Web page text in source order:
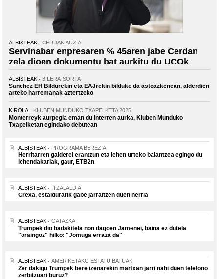
ALBISTEAK CERDAN AUZIA
Servinabar enpresaren % 45aren jabe Cerdan
zela dioen dokumentu bat aurkitu du UCOk
ALBISTEAK BILERA-SORTA
Sanchez EH Bildurekin eta EAJrekin bilduko da asteazkenean, alderdien
arteko harremanak aztertzeko
KIROLA KLUBEN MUNDUKO TXAPELKETA 2025
Monterreyk aurpegia eman du Interren aurka, Kluben Munduko
Txapelketan egindako debutean
ALBISTEAK PROGRAMA BEREZIA
Herritarren galderei erantzun eta lehen urteko balantzea egingo du
lehendakariak, gaur, ETB2n
ALBISTEAK ITZALALDIA
Orexa, estaldurarik gabe jarraitzen duen herria
ALBISTEAK GATAZKA
Trumpek dio badakitela non dagoen Jamenei, baina ez dutela
"oraingoz" hilko: "Jomuga erraza da"
ALBISTEAK AMERIKETAKO ESTATU BATUAK
Zer dakigu Trumpek bere izenarekin martxan jarri nahi duen telefono
zerbitzuari buruz?